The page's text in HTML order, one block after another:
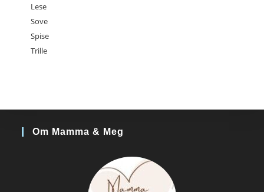
Lese
Sove
Spise
Trille
Om Mamma & Meg